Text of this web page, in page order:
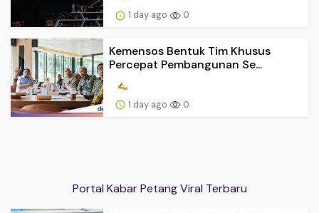
1 day ago 0
Kemensos Bentuk Tim Khusus
Percepat Pembangunan Se...
1 day ago 0
Portal Kabar Petang Viral Terbaru